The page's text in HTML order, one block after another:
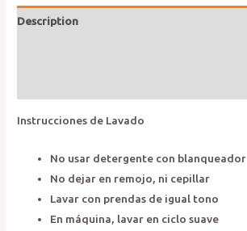
Description
Instrucciones de Lavado
No usar detergente con blanqueador
No dejar en remojo, ni cepillar
Lavar con prendas de igual tono
En máquina, lavar en ciclo suave